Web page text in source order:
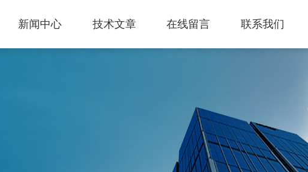
新闻中心 技术文章 在线留言 联系我们